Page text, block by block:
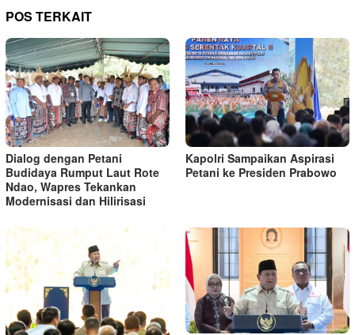
POS TERKAIT
Dialog dengan Petani
Budidaya Rumput Laut Rote
Ndao, Wapres Tekankan
Modernisasi dan Hilirisasi
Kapolri Sampaikan Aspirasi
Petani ke Presiden Prabowo